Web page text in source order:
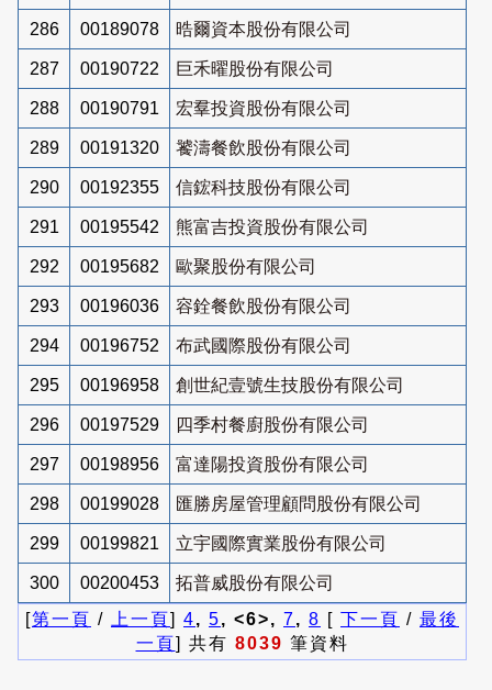
286 00189078 晧爾資本股份有限公司
287 00190722 巨禾曜股份有限公司
288 00190791 宏羣投資股份有限公司
289 00191320 饕濤餐飲股份有限公司
290 00192355 信鋐科技股份有限公司
291 00195542 熊富吉投資股份有限公司
292 00195682 歐聚股份有限公司
293 00196036 容銓餐飲股份有限公司
294 00196752 布武國際股份有限公司
295 00196958 創世紀壹號生技股份有限公司
296 00197529 四季村餐廚股份有限公司
297 00198956 富達陽投資股份有限公司
298 00199028 匯勝房屋管理顧問股份有限公司
299 00199821 立宇國際實業股份有限公司
300 00200453
拓普威股份有限公司
[第一頁 / 上一頁] 4, 5, <6>, 7, 8 [ 下一頁 / 最後
一頁] 共有 8039 筆資料